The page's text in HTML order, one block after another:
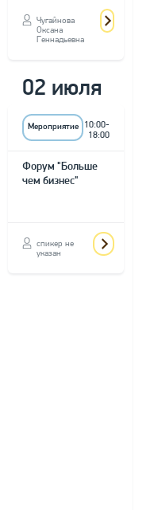
Чугайнова
Оксана
Геннадьевна
02 июля
Мероприятие
10:00-
18:00
Форум "Больше
чем бизнес"
спикер не
указан